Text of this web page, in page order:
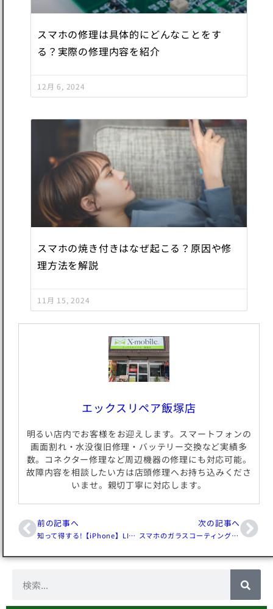
スマホの修理は具体的にどんなことをす
る？実際の修理内容を紹介
12月 6, 2024
スマホの焼き付きはなぜ起こる？原因や修
理方法を解説
11月 15, 2024
エックスリペア飯塚店
明るい店内でお客様をお迎えします。スマートフォンの
画面割れ・水没復旧修理・バッテリー交換など実績多
数。コネクター修理など周辺機器の修理にも対応可能。
故障内容を相談したい方は店頭修理へお持ち込みくださ
いませ。親切丁寧に対応します。
前の記事へ
知って得する!【iPhone】LINEの通知音の設定方法のまとめ
次の記事へ
スマホのガラスコーティングの効果は5つ!一つずつ丁寧に解説します